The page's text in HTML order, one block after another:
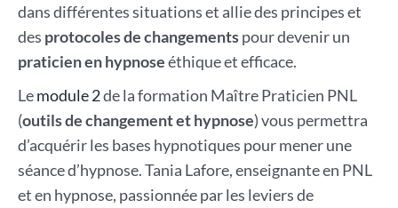
dans différentes situations et allie des principes et
des protocoles de changementspour devenir un
praticien en hypnoseéthique et efficace.
Lemodule 2de la formation Maître Praticien PNL
(outils de changement et hypnose) vous permettra
d’acquérir les bases hypnotiques pour mener une
séance d’hypnose. Tania Lafore, enseignante en PNL
et en hypnose, passionnée par les leviers de